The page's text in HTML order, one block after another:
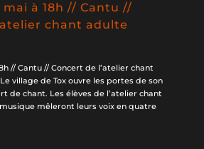
mai à 18h // Cantu //
chant adulte
// Cantu // Concert de l’atelier chant
village de Tox ouvre les portes de son
de chant. Les élèves de l’atelier chant
mêleront leurs voix en quatre